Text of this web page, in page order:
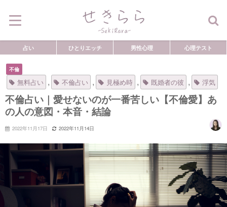
占い ひとりエッチ 男性心理 心理テスト
不倫
無料占い , 不倫占い , 見極め時 , 既婚者の彼 , 浮気
不倫占い｜愛せないのが一番苦しい【不倫愛】あ
の人の意図・本音・結論
2022年11月17日 2022年11月14日